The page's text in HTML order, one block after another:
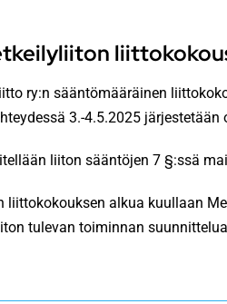
ry:n sääntömääräinen
3.-4.5.2025
liiton sääntöjen 7 §:ssä
liittokokouksen alkua kuullaan
tulevan toiminnan